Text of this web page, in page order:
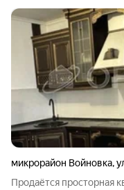
микрорайон Войновка,
Продаётся просторная